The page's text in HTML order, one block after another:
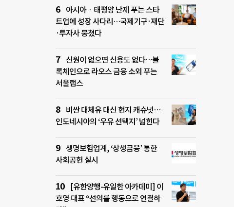
아시아ㆍ태평양 난제 푸는 스타
트업에 성장 사다리…국제기구·재단
·투자사 뭉쳤다
신원이 없으면 신용도 없다…블
록체인으로 라오스 금융 소외 푸는
서울랩스
비싼 대체유 대신 현지 캐슈넛…
인도네시아의 ‘우유 선택지’ 넓힌다
생명보험업계, ‘상생금융’ 통한
사회공헌 실시
[유한양행-유일한 아카데미] 이
호영 대표 “선의를 행동으로 연결하